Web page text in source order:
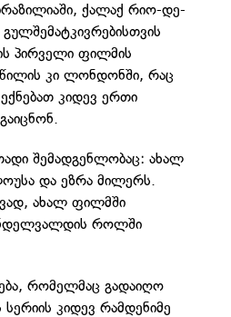
ქალაქ რიო-დე-
პირველი ფილმის
კი ლონდონში, რაც
კიდევ ერთი
შემადგენლობაც: ახალ
და ეზრა მილერს.
ახალ ფილმში
როლში
რომელმაც გადაიღო
კიდევ რამდენიმე